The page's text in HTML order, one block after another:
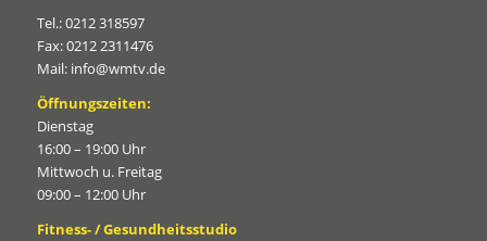
Tel.: 0212 318597
Fax: 0212 2311476
Mail: info@wmtv.de
Öffnungszeiten:
Dienstag
16:00 – 19:00 Uhr
Mittwoch u. Freitag
09:00 – 12:00 Uhr
Fitness- / Gesundheitsstudio